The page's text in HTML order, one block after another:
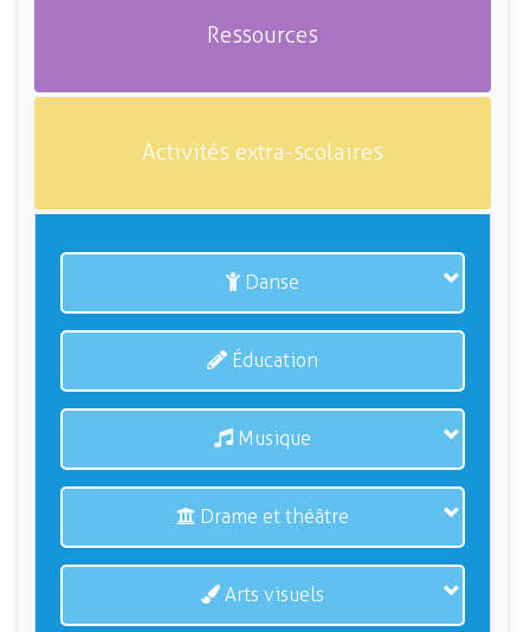
Ressources
Activités extra-scolaires
Danse
Éducation
Musique
Drame et théâtre
Arts visuels